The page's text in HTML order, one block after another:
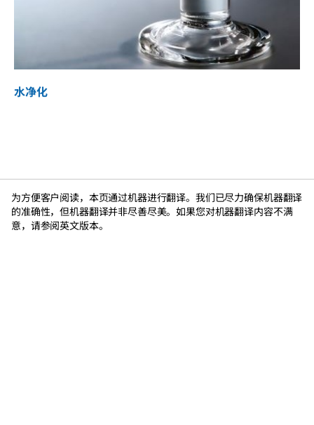
水净化
为方便客户阅读，本页通过机器进行翻译。我们已尽力确保机器翻译
的准确性，但机器翻译并非尽善尽美。如果您对机器翻译内容不满
意，请参阅英文版本。